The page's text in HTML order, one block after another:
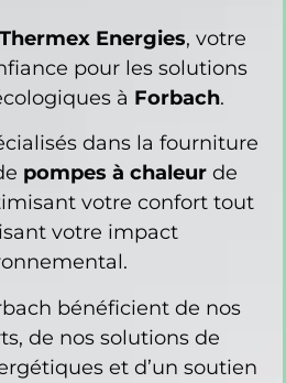
Thermex Energies, votre
pour les solutions
à Forbach.
dans la fourniture
pompes à chaleur de
votre confort tout
votre impact
bénéficient de nos
de nos solutions de
et d’un soutien